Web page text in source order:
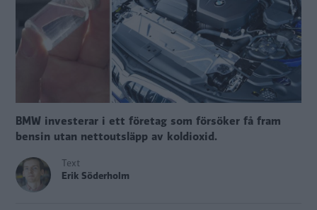
BMW investerar i ett företag som försöker få fram
bensin utan nettoutsläpp av koldioxid.
Text
Erik Söderholm